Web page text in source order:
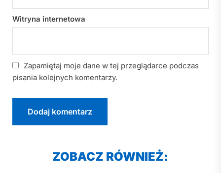
Witryna internetowa
Zapamiętaj moje dane w tej przeglądarce podczas
pisania kolejnych komentarzy.
ZOBACZ RÓWNIEŻ: